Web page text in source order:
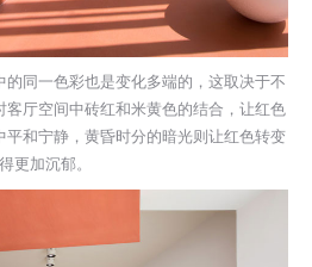
同一色彩也是变化多端的，这取决于不
客厅空间中砖红和米黄色的结合，让红色
和宁静，黄昏时分的暗光则让红色转变
得更加沉郁。